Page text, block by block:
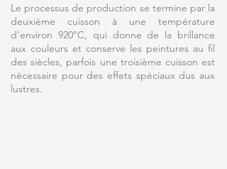
Le processus de production se termine par la
deuxième cuisson à une température
d'environ 920°C, qui donne de la brillance
aux couleurs et conserve les peintures au fil
des siècles, parfois une troisième cuisson est
nécessaire pour des effets spéciaux dus aux
lustres.